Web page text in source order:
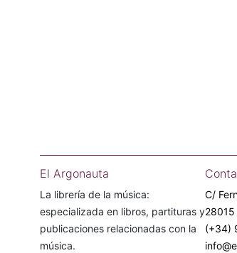
El Argonauta
La librería de la música:
especializada en libros, partituras y
publicaciones relacionadas con la
música.
C/
28015
(+34)